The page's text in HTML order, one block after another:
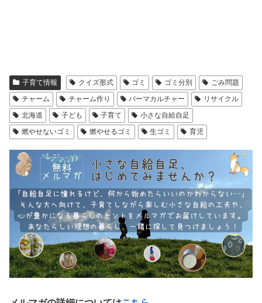
子育て情報 クイズ形式 ゴミ ゴミ分別
ごみ問題
チャーム
チャーム作り パーマカルチャー
リサイクル
北海道
子ども 子育て
小さな自給自足
燃やせないゴミ
燃やせるゴミ 生ゴミ 育児